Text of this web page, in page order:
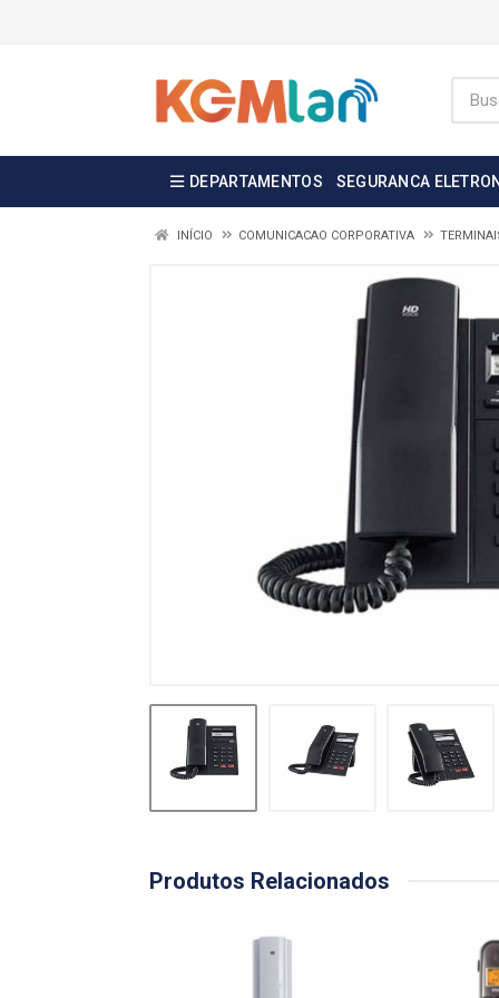
DEPARTAMENTOS SEGURANCA
INÍCIO COMUNICACAO CORPORATIVA
Produtos Relacionados